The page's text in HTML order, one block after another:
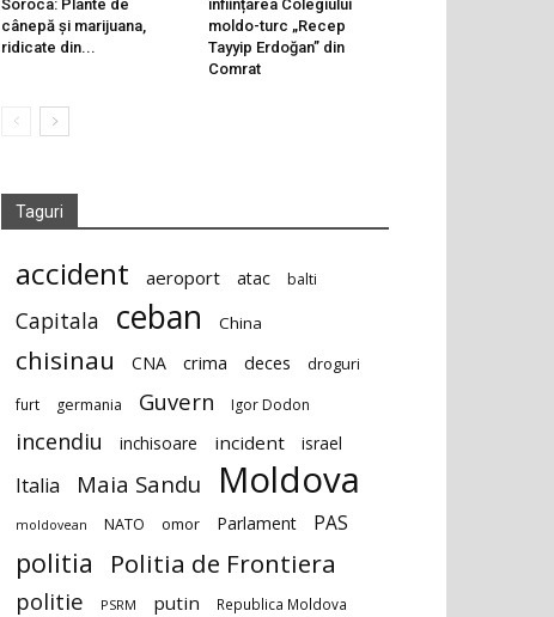
Soroca: Plante de
cânepă și marijuana,
ridicate din...
înființarea Colegiului
moldo-turc „Recep
Tayyip Erdoğan” din
Comrat
Taguri
accident aeroport atac balti
Capitala ceban China
chisinau CNA crima deces droguri
furt germania Guvern Igor Dodon
incendiu inchisoare incident israel
Italia Maia Sandu Moldova
moldovean NATO omor Parlament PAS
politia Politia de Frontiera
politie PSRM putin Republica Moldova